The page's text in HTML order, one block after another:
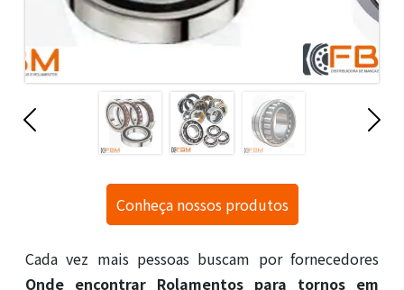
Cada vez mais pessoas buscam por fornecedores
Onde encontrar Rolamentos para tornos em
Conheça nossos produtos